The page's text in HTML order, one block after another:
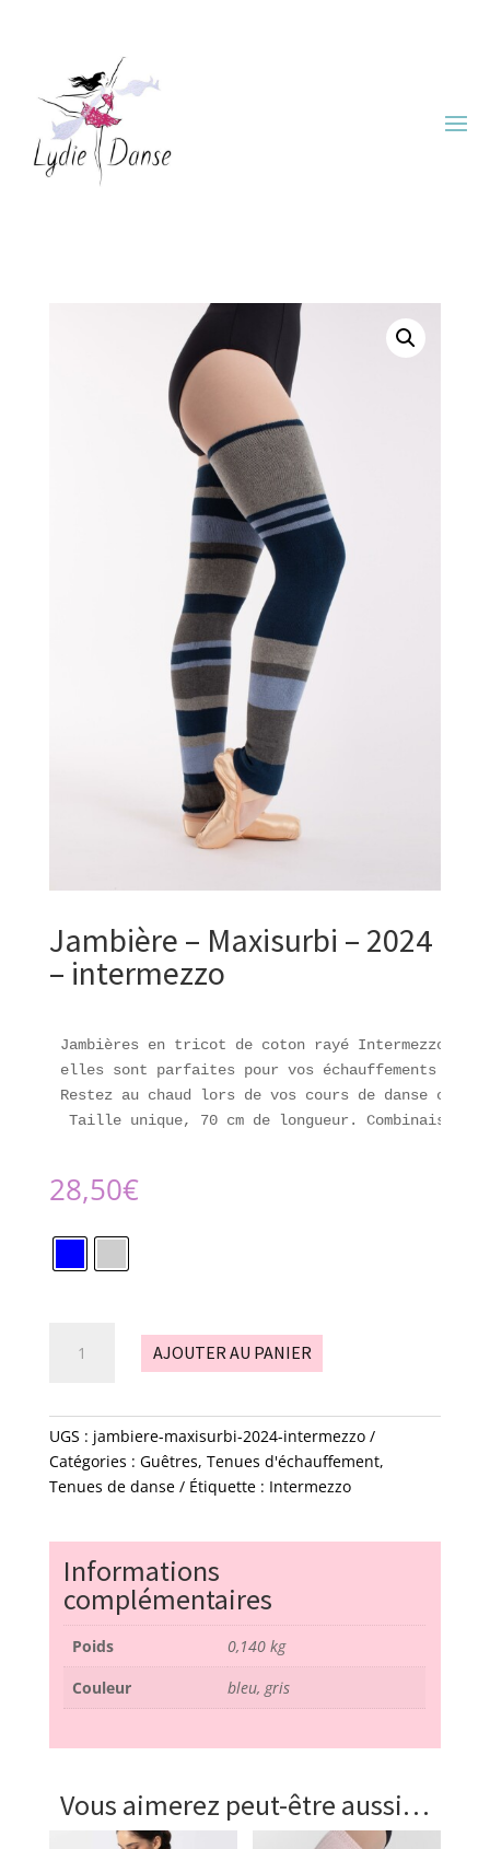
Jambière – Maxisurbi – 2024
– intermezzo
Jambières en tricot de coton rayé Intermezzo.
elles sont parfaites pour vos échauffements et
Restez au chaud lors de vos cours de danse
Taille unique, 70 cm de longueur. Combinaison
28,50€
Maxisurbi
-
2024
AJOUTER AU PANIER
UGS : jambiere-maxisurbi-2024-intermezzo
Catégories : Guêtres, Tenues d'échauffement,
Tenues de danse
Étiquette : Intermezzo
Informations
complémentaires
Poids
0,140 kg
Couleur
bleu, gris
Vous aimerez peut-être aussi…